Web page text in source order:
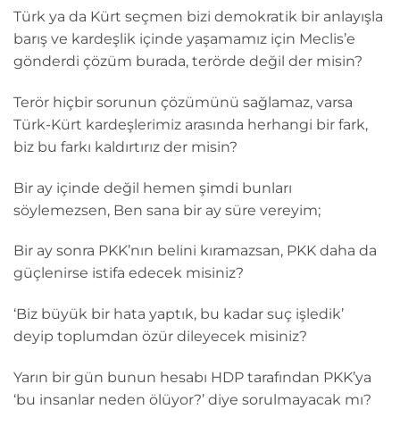
Türk ya da Kürt seçmen bizi demokratik bir anlayışla
barış ve kardeşlik içinde yaşamamız için Meclis’e
gönderdi çözüm burada, terörde değil der misin?
Terör hiçbir sorunun çözümünü sağlamaz, varsa
Türk-Kürt kardeşlerimiz arasında herhangi bir fark,
biz bu farkı kaldırtırız der misin?
Bir ay içinde değil hemen şimdi bunları
söylemezsen, Ben sana bir ay süre vereyim;
Bir ay sonra PKK’nın belini kıramazsan, PKK daha da
güçlenirse istifa edecek misiniz?
‘Biz büyük bir hata yaptık, bu kadar suç işledik’
deyip toplumdan özür dileyecek misiniz?
Yarın bir gün bunun hesabı HDP tarafından PKK’ya
‘bu insanlar neden ölüyor?’ diye sorulmayacak mı?